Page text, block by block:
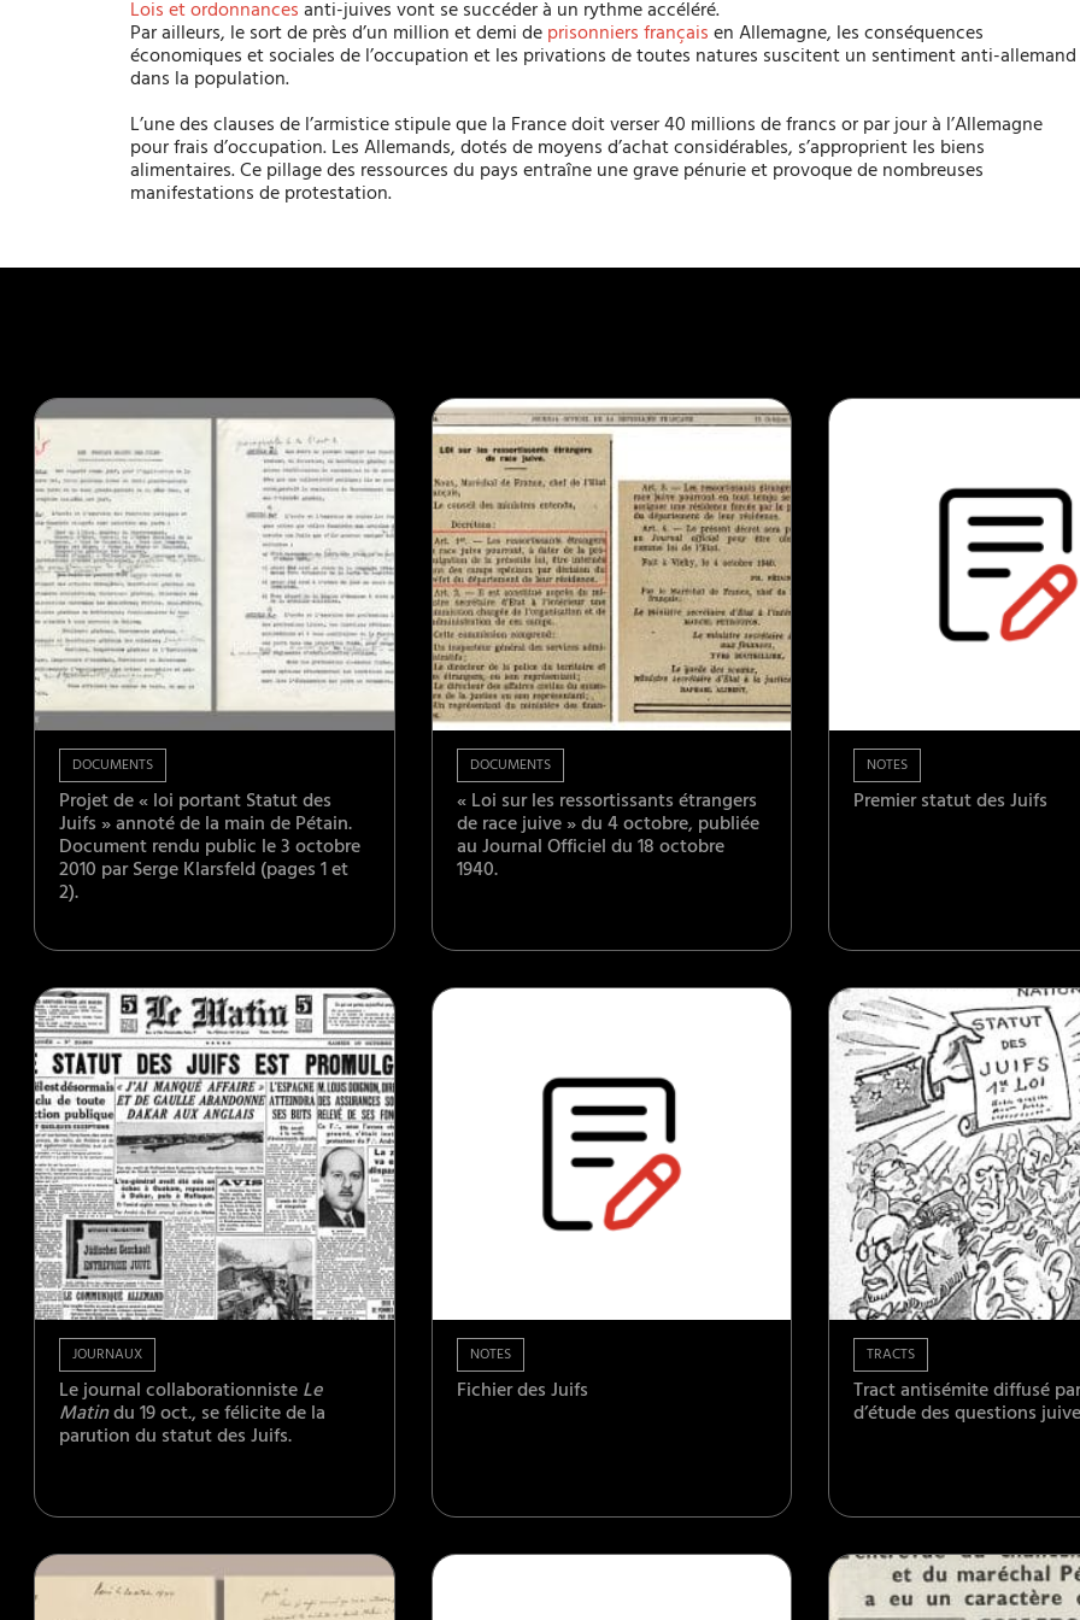
Lois et ordonnancesanti-juives vont se succéder à un rythme accéléré.
Par ailleurs, le sort de près d’un million et demi deprisonniers françaisen Allemagne, les conséquences
économiques et sociales de l’occupation et les privations de toutes natures suscitent un sentiment anti-allemand
dans la population.
L’une des clauses de l’armistice stipule que la France doit verser 40 millions de francs or par jour à l’Allemagne
pour frais d’occupation. Les Allemands, dotés de moyens d’achat considérables, s’approprient les biens
alimentaires. Ce pillage des ressources du pays entraîne une grave pénurie et provoque de nombreuses
manifestations de protestation.
DOCUMENTS
Projet de « loi portant Statut des
Juifs » annoté de la main de Pétain.
Document rendu public le 3 octobre
2010 par Serge Klarsfeld (pages 1 et
2).
DOCUMENTS
« Loi sur les ressortissants étrangers
de race juive » du 4 octobre, publiée
au Journal Officiel du 18 octobre
1940.
NOTES
Premier statut des Juifs
JOURNAUX
Le journal collaborationnisteLe
Matindu 19 oct., se félicite de la
parution du statut des Juifs.
NOTES
Fichier des Juifs
TRACTS
Tract antisémite diffusé
d’étude des questions